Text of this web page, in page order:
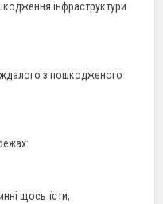
інфраструктури
з пошкодженого
щось їсти,